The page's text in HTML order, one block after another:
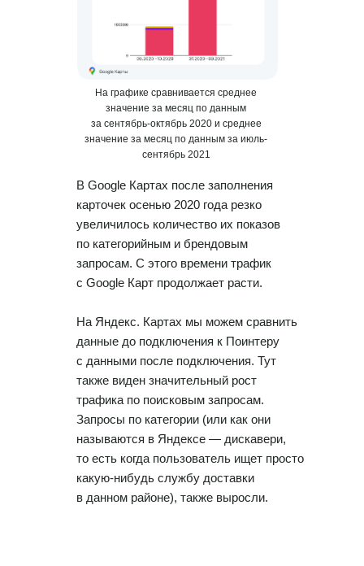
На графике сравнивается среднее
значение за месяц по данным
за сентябрь-октябрь 2020 и среднее
значение за месяц по данным за июль-
сентябрь 2021
В Google Картах после заполнения
карточек осенью 2020 года резко
увеличилось количество их показов
по категорийным и брендовым
запросам. С этого времени трафик
с Google Карт продолжает расти.
На Яндекс. Картах мы можем сравнить
данные до подключения к Поинтеру
с данными после подключения. Тут
также виден значительный рост
трафика по поисковым запросам.
Запросы по категории (или как они
называются в Яндексе — дискавери,
то есть когда пользователь ищет просто
какую-нибудь службу доставки
в данном районе), также выросли.
Заполнение данных
Актуальность данных
Контроль изменения данных
Фантомы для поиска дубликатов
Статистика по трафику
SEO-контроль
Работа с отзывами
Сервис сбора отзывов
Работа с магазинами приложений
Обработка отзывов
Анализ конкурентов
Геоперфоманс реклама